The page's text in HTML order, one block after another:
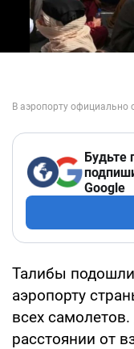
Будьте
Google
Талибы
аэропорту
всех
расстоянии от